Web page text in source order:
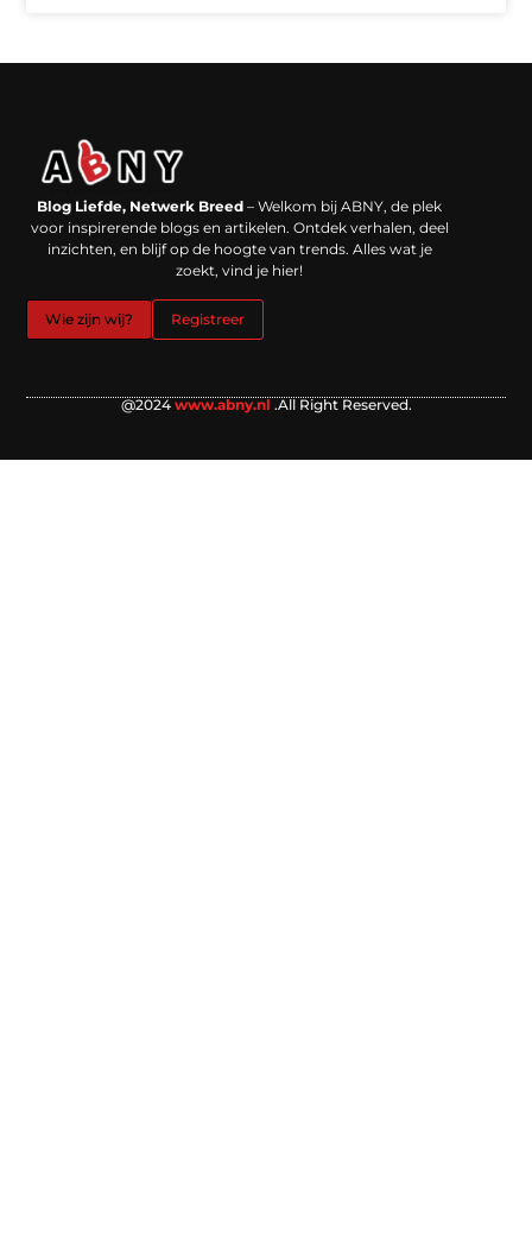
Blog Liefde, Netwerk Breed – Welkom bij ABNY, de plek
voor inspirerende blogs en artikelen. Ontdek verhalen, deel
inzichten, en blijf op de hoogte van trends. Alles wat je
zoekt, vind je hier!
Wie zijn wij? Registreer
@2024 www.abny.nl .All Right Reserved.